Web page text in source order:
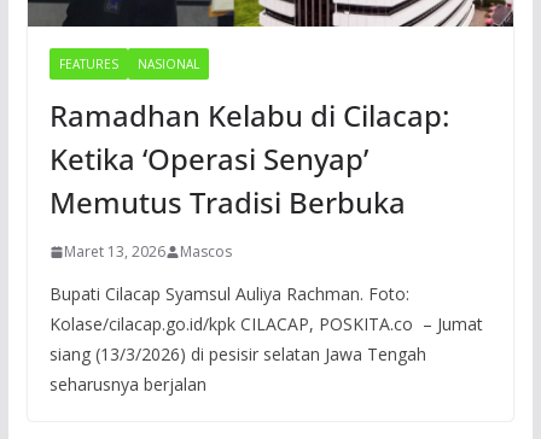
FEATURES NASIONAL
Ramadhan Kelabu di Cilacap:
Ketika ‘Operasi Senyap’
Memutus Tradisi Berbuka
Maret 13, 2026 Mascos
Bupati Cilacap Syamsul Auliya Rachman. Foto:
Kolase/cilacap.go.id/kpk CILACAP, POSKITA.co – Jumat
siang (13/3/2026) di pesisir selatan Jawa Tengah
seharusnya berjalan